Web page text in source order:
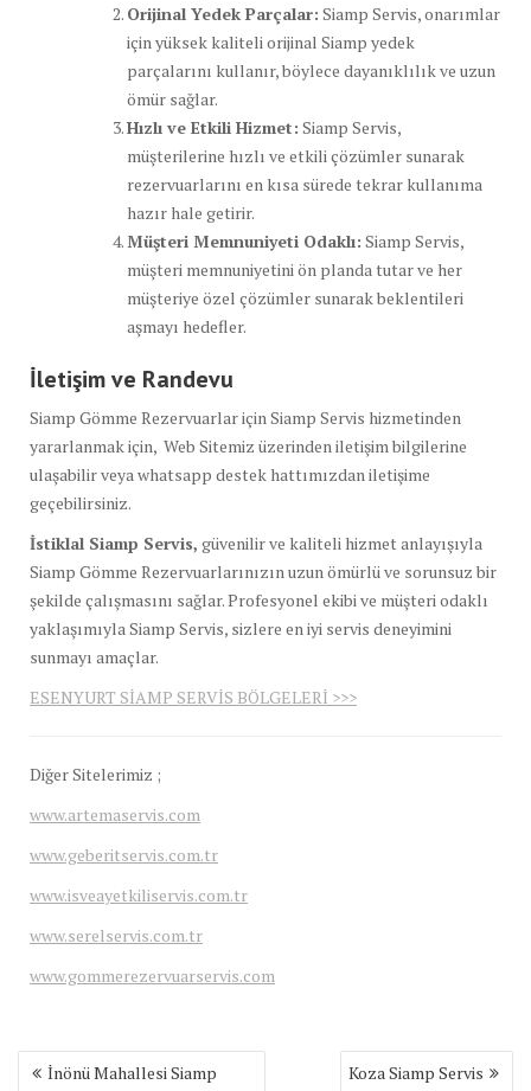
Orijinal Yedek Parçalar: Siamp Servis, onarımlar
için yüksek kaliteli orijinal Siamp yedek
parçalarını kullanır, böylece dayanıklılık ve uzun
ömür sağlar.
Hızlı ve Etkili Hizmet: Siamp Servis,
müşterilerine hızlı ve etkili çözümler sunarak
rezervuarlarını en kısa sürede tekrar kullanıma
hazır hale getirir.
Müşteri Memnuniyeti Odaklı: Siamp Servis,
müşteri memnuniyetini ön planda tutar ve her
müşteriye özel çözümler sunarak beklentileri
aşmayı hedefler.
İletişim ve Randevu
Siamp Gömme Rezervuarlar için Siamp Servis hizmetinden
yararlanmak için, Web Sitemiz üzerinden iletişim bilgilerine
ulaşabilir veya whatsapp destek hattımızdan iletişime
geçebilirsiniz.
İstiklal Siamp Servis, güvenilir ve kaliteli hizmet anlayışıyla
Siamp Gömme Rezervuarlarınızın uzun ömürlü ve sorunsuz bir
şekilde çalışmasını sağlar. Profesyonel ekibi ve müşteri odaklı
yaklaşımıyla Siamp Servis, sizlere en iyi servis deneyimini
sunmayı amaçlar.
ESENYURT SİAMP SERVİS BÖLGELERİ >>>
Diğer Sitelerimiz ;
www.artemaservis.com
www.geberitservis.com.tr
www.isveayetkiliservis.com.tr
www.serelservis.com.tr
www.gommerezervuarservis.com
Yazıİnönü Mahallesi Siamp
Koza Siamp Servis